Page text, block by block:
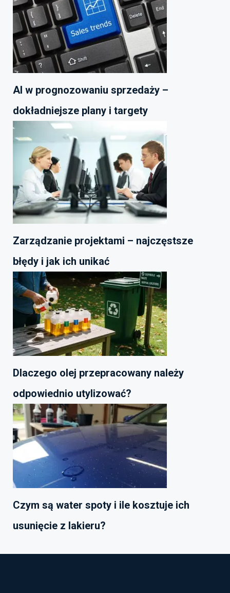
AI w prognozowaniu sprzedaży –
dokładniejsze plany i targety
Zarządzanie projektami – najczęstsze
błędy i jak ich unikać
Dlaczego olej przepracowany należy
odpowiednio utylizować?
Czym są water spoty i ile kosztuje ich
usunięcie z lakieru?